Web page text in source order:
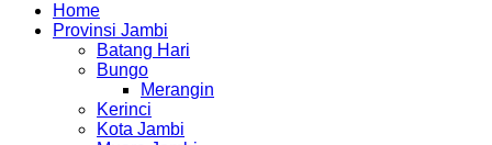
Home
Provinsi Jambi
Batang Hari
Bungo
Merangin
Kerinci
Kota Jambi